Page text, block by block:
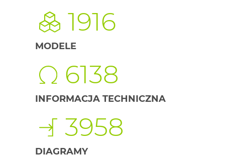
1916
MODELE
6138
INFORMACJA TECHNICZNA
3958
DIAGRAMY